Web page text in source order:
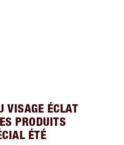
VISAGE ÉCLAT
PRODUITS
ÉTÉ